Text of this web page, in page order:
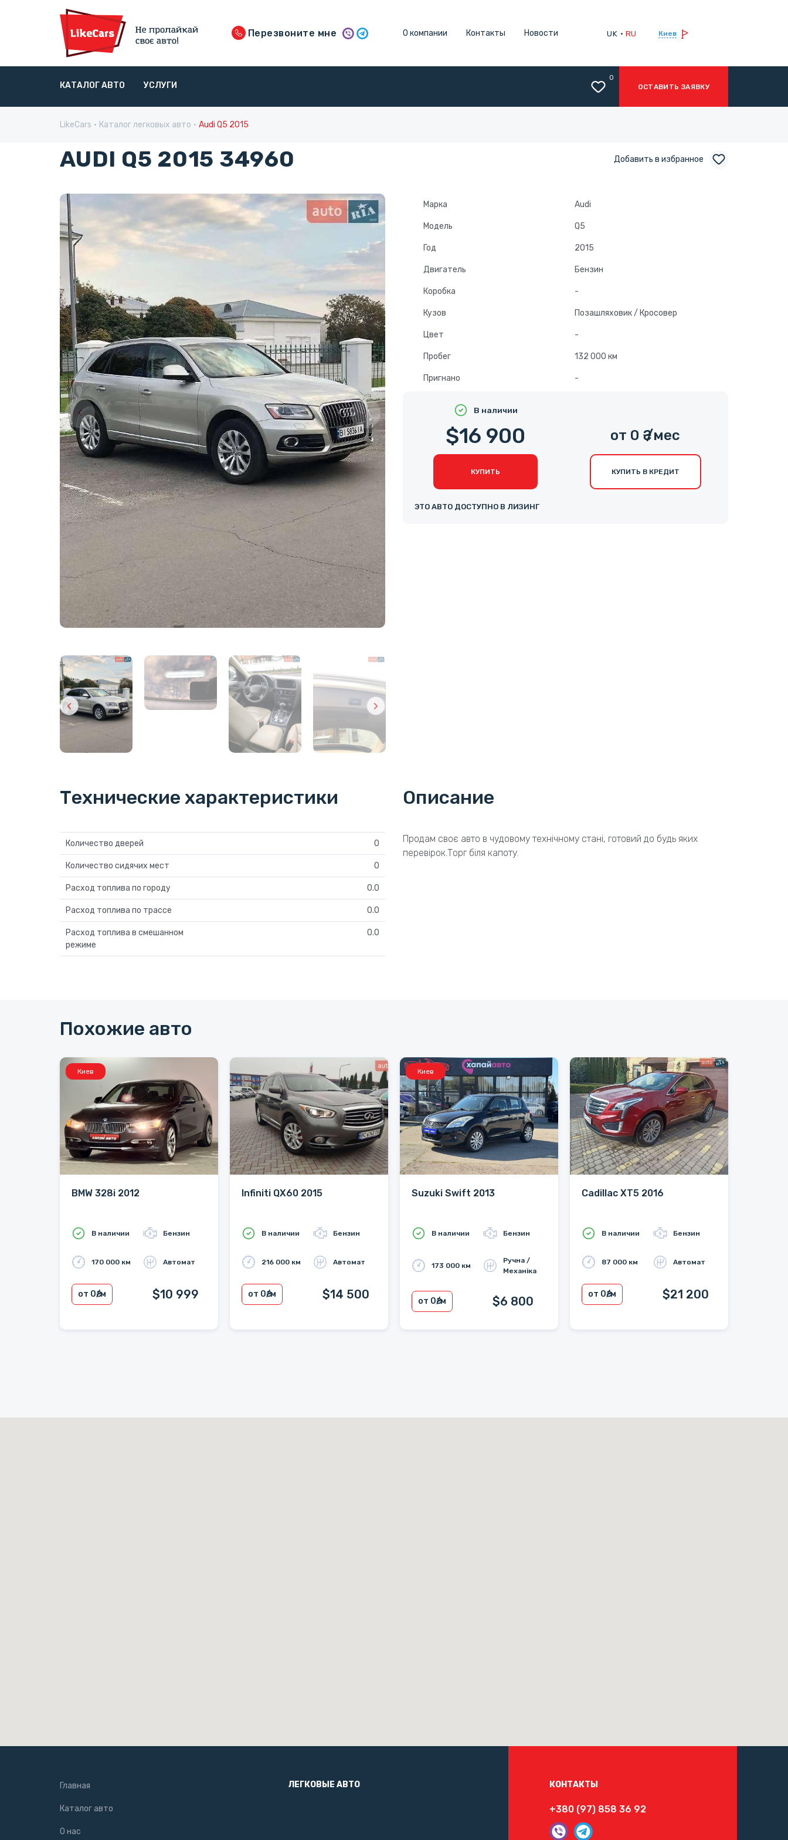
Перезвоните мне О компании Контакты Новости UK RU Киев
КАТАЛОГ АВТО УСЛУГИ
0
ОСТАВИТЬ ЗАЯВКУ
LikeCars Каталог легковых авто Audi Q5 2015
AUDI Q5 2015 34960 Добавить в избранное
Марка Audi
Модель Q5
Год 2015
Двигатель Бензин
Коробка -
Кузов Позашляховик / Кросовер
Цвет -
Пробег 132 000 км
Пригнано -
В наличии
$16 900
КУПИТЬ
от 0 ₴ /мес
КУПИТЬ В КРЕДИТ
ЭТО АВТО ДОСТУПНО В ЛИЗИНГ
Технические характеристики
Количество дверей 0
Количество сидячих мест 0
Расход топлива по городу 0.0
Расход топлива по трассе 0.0
Расход топлива в смешанном
режиме
0.0
Описание
Продам своє авто в чудовому технічному стані, готовий до будь яких
перевірок.Торг біля капоту.
Похожие авто
Киев
BMW 328i 2012
В наличии Бензин
170 000 км Автомат
от 0₴/м $10 999
Infiniti QX60 2015
В наличии Бензин
216 000 км Автомат
от 0₴/м $14 500
Киев
Suzuki Swift 2013
В наличии Бензин
173 000 км
Ручна /
Механіка
от 0₴/м $6 800
Cadillac XT5 2016
В наличии Бензин
87 000 км Автомат
от 0₴/м $21 200
Главная
Каталог авто
О нас
ЛЕГКОВЫЕ АВТО КОНТАКТЫ
+380 (97) 858 36 92